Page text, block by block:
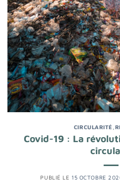
CIRCULARITÉ
Covid-19 : La
PUBLIÉ LE 15 OCTOBRE